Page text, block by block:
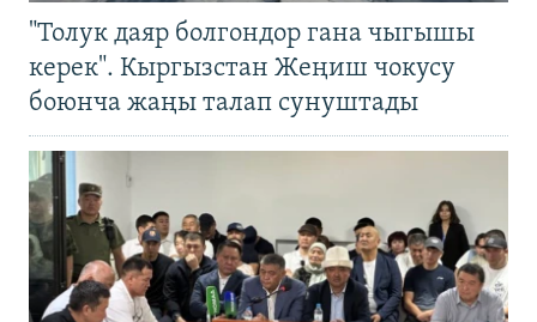
"Толук даяр болгондор гана чыгышы
керек". Кыргызстан Жеңиш чокусу
боюнча жаңы талап сунуштады